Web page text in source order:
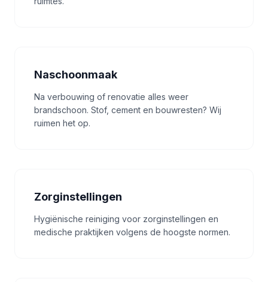
Naschoonmaak
Na verbouwing of renovatie alles weer
brandschoon. Stof, cement en bouwresten? Wij
ruimen het op.
Zorginstellingen
Hygiënische reiniging voor zorginstellingen en
medische praktijken volgens de hoogste normen.